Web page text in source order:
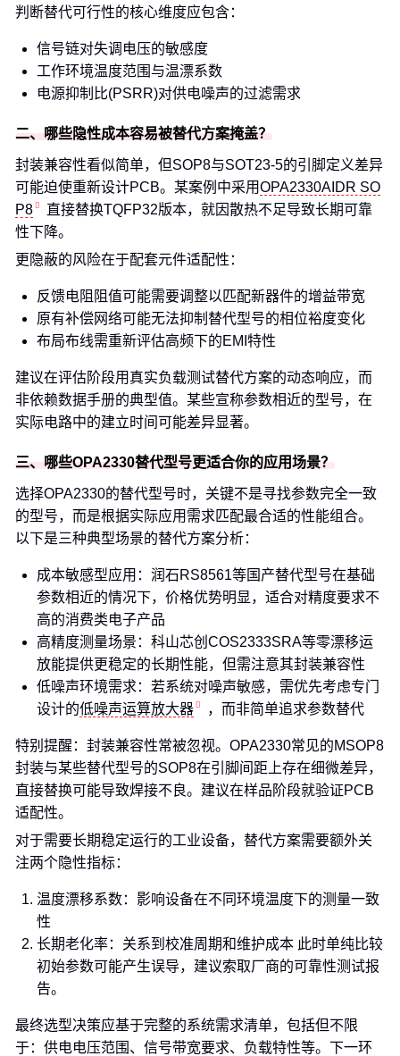
判断替代可行性的核心维度应包含：
信号链对失调电压的敏感度
工作环境温度范围与温漂系数
电源抑制比(PSRR)对供电噪声的过滤需求
二、哪些隐性成本容易被替代方案掩盖？
封装兼容性看似简单，但SOP8与SOT23-5的引脚定义差异
可能迫使重新设计PCB。某案例中采用OPA2330AIDR SO
P8
直接替换TQFP32版本，就因散热不足导致长期可靠
性下降。
更隐蔽的风险在于配套元件适配性：
反馈电阻阻值可能需要调整以匹配新器件的增益带宽
原有补偿网络可能无法抑制替代型号的相位裕度变化
布局布线需重新评估高频下的EMI特性
建议在评估阶段用真实负载测试替代方案的动态响应，而
非依赖数据手册的典型值。某些宣称参数相近的型号，在
实际电路中的建立时间可能差异显著。
三、哪些OPA2330替代型号更适合你的应用场景？
选择OPA2330的替代型号时，关键不是寻找参数完全一致
的型号，而是根据实际应用需求匹配最合适的性能组合。
以下是三种典型场景的替代方案分析：
成本敏感型应用：润石RS8561等国产替代型号在基础
参数相近的情况下，价格优势明显，适合对精度要求不
高的消费类电子产品
高精度测量场景：科山芯创COS2333SRA等零漂移运
放能提供更稳定的长期性能，但需注意其封装兼容性
低噪声环境需求：若系统对噪声敏感，需优先考虑专门
设计的低噪声运算放大器 ，而非简单追求参数替代
特别提醒：封装兼容性常被忽视。OPA2330常见的MSOP8
封装与某些替代型号的SOP8在引脚间距上存在细微差异，
直接替换可能导致焊接不良。建议在样品阶段就验证PCB
适配性。
对于需要长期稳定运行的工业设备，替代方案需要额外关
注两个隐性指标：
温度漂移系数：影响设备在不同环境温度下的测量一致
性
长期老化率：关系到校准周期和维护成本 此时单纯比较
初始参数可能产生误导，建议索取厂商的可靠性测试报
告。
最终选型决策应基于完整的系统需求清单，包括但不限
于：供电电压范围、信号带宽要求、负载特性等。下一环